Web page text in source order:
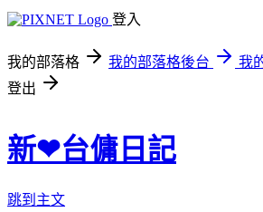
登入
我的部落格 我的部落格後台
我
登出
新❤台傭日記
跳到主文